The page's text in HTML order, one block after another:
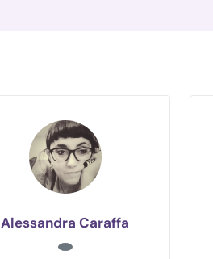
Alessandra Caraffa